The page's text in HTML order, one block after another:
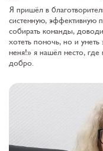
Я пришёл в
системную, эффективную
собирать команды,
хотеть помочь, но и
меня!» я нашёл место, где
добро.